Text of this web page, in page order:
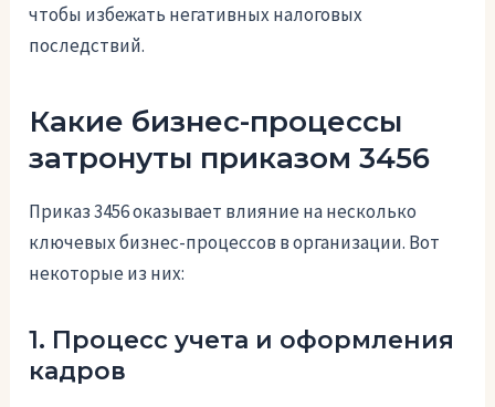
чтобы избежать негативных налоговых
последствий.
Какие бизнес-процессы
затронуты приказом 3456
Приказ 3456 оказывает влияние на несколько
ключевых бизнес-процессов в организации. Вот
некоторые из них:
1. Процесс учета и оформления
кадров